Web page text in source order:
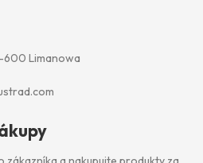
600 Limanowa